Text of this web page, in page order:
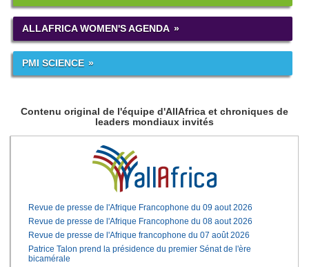
ALLAFRICA WOMEN'S AGENDA
PMI SCIENCE
Contenu original de l'équipe d'AllAfrica et chroniques de
leaders mondiaux invités
Revue de presse de l'Afrique Francophone du 09 aout 2026
Revue de presse de l'Afrique Francophone du 08 aout 2026
Revue de presse de l'Afrique francophone du 07 août 2026
Patrice Talon prend la présidence du premier Sénat de l'ère
bicamérale